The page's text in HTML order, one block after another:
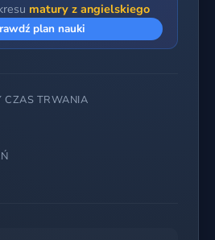
matury z angielskiego
plan nauki
CZAS TRWANIA